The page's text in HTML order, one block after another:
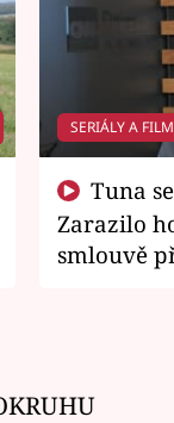
SERIÁLY A
Zarazilo
smlouvě